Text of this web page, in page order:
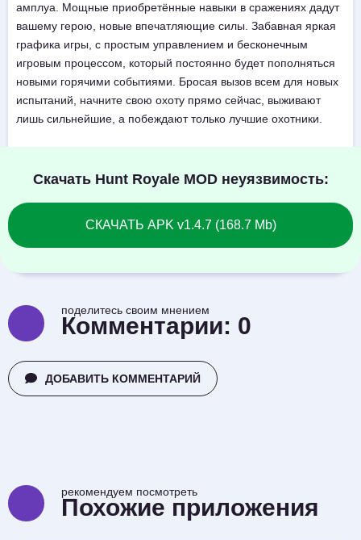
амплуа. Мощные приобретённые навыки в сражениях дадут
вашему герою, новые впечатляющие силы. Забавная яркая
графика игры, с простым управлением и бесконечным
игровым процессом, который постоянно будет пополняться
новыми горячими событиями. Бросая вызов всем для новых
испытаний, начните свою охоту прямо сейчас, выживают
лишь сильнейшие, а побеждают только лучшие охотники.
Скачать Hunt Royale MOD неуязвимость:
СКАЧАТЬ APK v1.4.7 (168.7 Mb)
поделитесь своим мнением
Комментарии: 0
ДОБАВИТЬ КОММЕНТАРИЙ
рекомендуем посмотреть
Похожие приложения